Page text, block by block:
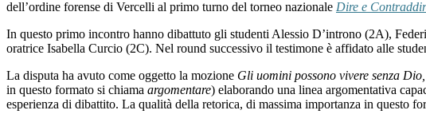
dell’ordine forense di Vercelli al primo turno del torneo nazionale Dire e
In questo primo incontro hanno dibattuto gli studenti Alessio D’introno (2A),
oratrice Isabella Curcio (2C). Nel round successivo il testimone è affidato alle
La disputa ha avuto come oggetto la mozione Gli uomini possono vivere senza
in questo formato si chiama argomentare) elaborando una linea argomentativa
esperienza di dibattito. La qualità della retorica, di massima importanza in questo